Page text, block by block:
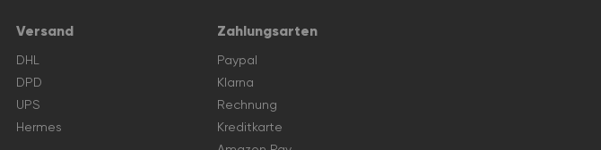
Versand
DHL
DPD
UPS
Hermes
Zahlungsarten
Paypal
Klarna
Rechnung
Kreditkarte